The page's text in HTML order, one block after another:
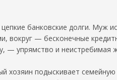
банковские долги. Муж
вокруг — бесконечные
— упрямство и неистребимая
хозяин подыскивает